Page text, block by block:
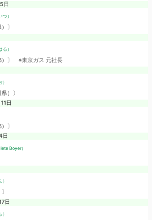
日
つ）
〕
）
）〕 ※東京ガス 元社長
）〕
日
〕
日
Boyer）
日